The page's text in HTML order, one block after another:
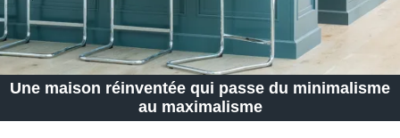
Une maison réinventée qui passe du minimalisme
au maximalisme